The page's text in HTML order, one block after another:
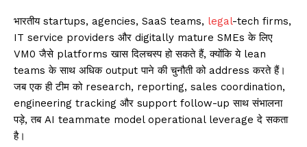
भारतीय startups, agencies, SaaS teams, legal-tech firms,
IT service providers और digitally mature SMEs के लिए
VM0 जैसे platforms खास दिलचस्प हो सकते हैं, क्योंकि ये lean
teams के साथ अधिक output पाने की चुनौती को address करते हैं।
जब एक ही टीम को research, reporting, sales coordination,
engineering tracking और support follow-up साथ संभालना
पड़े, तब AI teammate model operational leverage दे सकता
है।